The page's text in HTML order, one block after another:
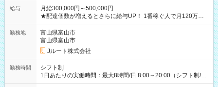
給与
月給300,000円～500,000円
★配達個数が増えるとさらに給与UP！ 1番稼ぐ人で月120万ほ
ど！ ・主要都市エリア 月収55万円／週5日稼働 月収65万~112
万円／週6日稼働 ・地方郊外エリア 月収40万円／週5日稼働 月
収40万円~50万円／週6日稼働 ＜モデルイメージ＞ ■月収50万
円 (27歳男性/江東区在住)※元建築関係 1日150個配達×25日勤務
(日休み) ■月収80万円(43歳男性/墨田区在住)※元営業 1日200個
勤務地
富山県富山市
富山県富山市
Jルート株式会社
勤務時間
シフト制
1日あたりの実働時間：最大8時間/日 8:00～20:00（シフト制/実
働8時間） ※週5日勤務（場所次第では週4も有り） ※配達状況